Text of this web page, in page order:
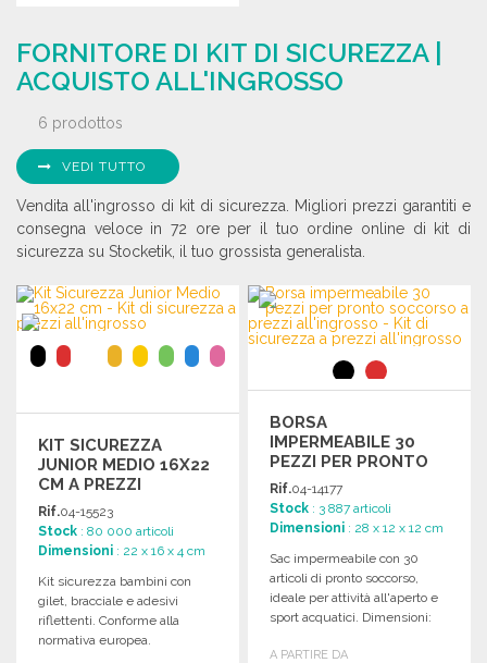
Richiedi un preventivo
FORNITORE DI KIT DI SICUREZZA |
ACQUISTO ALL'INGROSSO
6 prodottos
VEDI TUTTO
Vendita all'ingrosso di kit di sicurezza. Migliori prezzi garantiti e
consegna veloce in 72 ore per il tuo ordine online di kit di
sicurezza su Stocketik, il tuo grossista generalista.
KIT SICUREZZA
JUNIOR MEDIO 16X22
CM A PREZZI
ALL'INGROSSO
Rif.04-15523
Stock : 80 000 articoli
Dimensioni : 22 x 16 x 4 cm
Kit sicurezza bambini con
gilet, bracciale e adesivi
riflettenti. Conforme alla
normativa europea.
BORSA
IMPERMEABILE 30
PEZZI PER PRONTO
SOCCORSO
Rif.04-14177
Stock : 3 887 articoli
Dimensioni : 28 x 12 x 12 cm
Sac impermeabile con 30
articoli di pronto soccorso,
ideale per attività all'aperto e
sport acquatici. Dimensioni:
A PARTIRE DA